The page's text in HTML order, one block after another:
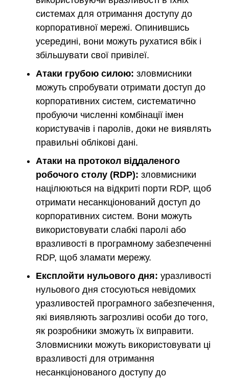
системах для отримання доступу до
корпоративної мережі. Опинившись
усередині, вони можуть рухатися вбік і
збільшувати свої привілеї.
Атаки грубою силою: зловмисники
можуть спробувати отримати доступ до
корпоративних систем, систематично
пробуючи численні комбінації імен
користувачів і паролів, доки не виявлять
правильні облікові дані.
Атаки на протокол віддаленого
робочого столу (RDP): зловмисники
націлюються на відкриті порти RDP, щоб
отримати несанкціонований доступ до
корпоративних систем. Вони можуть
використовувати слабкі паролі або
вразливості в програмному забезпеченні
RDP, щоб зламати мережу.
Експлойти нульового дня: уразливості
нульового дня стосуються невідомих
уразливостей програмного забезпечення,
які виявляють загрозливі особи до того,
як розробники зможуть їх виправити.
Зловмисники можуть використовувати ці
вразливості для отримання
несанкціонованого доступу до